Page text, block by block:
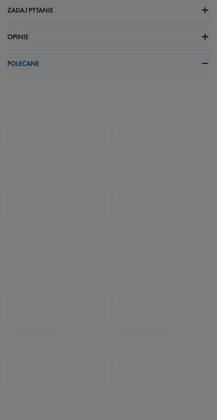
ZADAJ PYTANIE
OPINIE
POLECANE